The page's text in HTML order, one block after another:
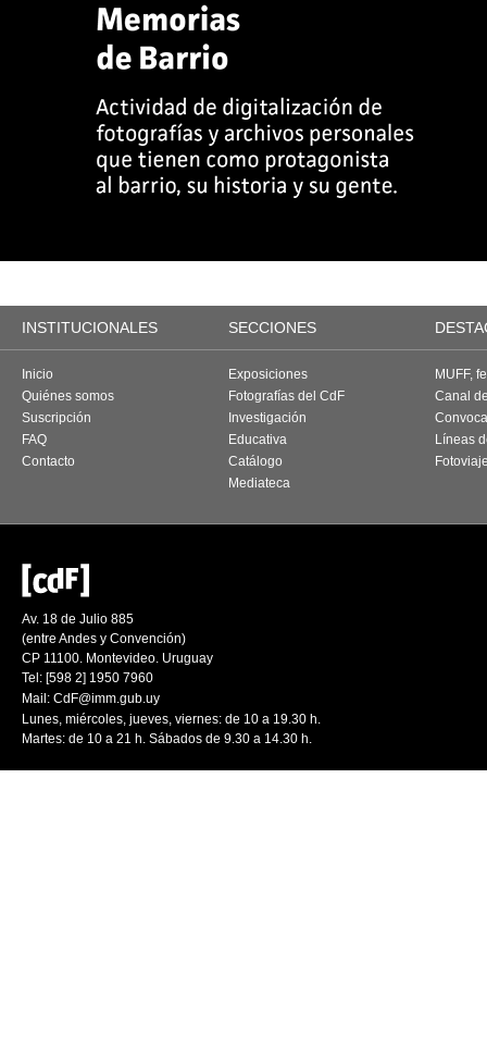
INSTITUCIONALES SECCIONES
Inicio
Quiénes somos
Suscripción
FAQ
Contacto
Exposiciones
Fotografías del CdF
Investigación
Educativa
Catálogo
Mediateca
MUFF,
Canal
Líneas
Av. 18 de Julio 885
(entre Andes y Convención)
CP 11100. Montevideo. Uruguay
Tel: [598 2] 1950 7960
Mail: CdF@imm.gub.uy
Lunes, miércoles, jueves, viernes: de 10 a 19.30 h.
Martes: de 10 a 21 h. Sábados de 9.30 a 14.30 h.